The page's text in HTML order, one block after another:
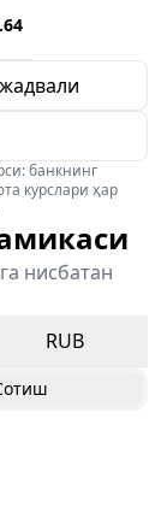
банкнинг
курслари ҳар
нисбатан
RUB